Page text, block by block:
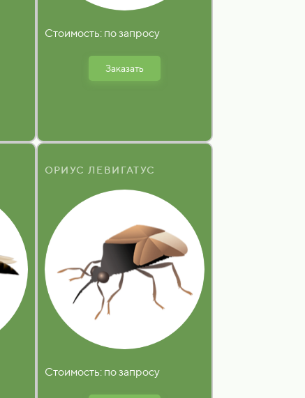
Стоимость: по запросу
Заказать
ОРИУС ЛЕВИГАТУС
Стоимость: по запросу